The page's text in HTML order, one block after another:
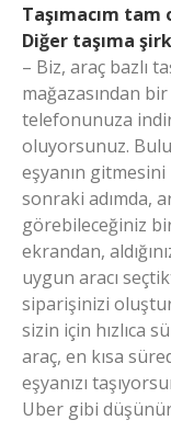
Taşımacım
Diğer taşıma
– Biz, araç bazlı
mağazasından bir
telefonunuza
oluyorsunuz.
eşyanın
sonraki adımda,
görebileceğiniz
ekrandan,
uygun aracı
siparişinizi
sizin için hızlıca
araç, en kısa
eşyanızı
Uber gibi